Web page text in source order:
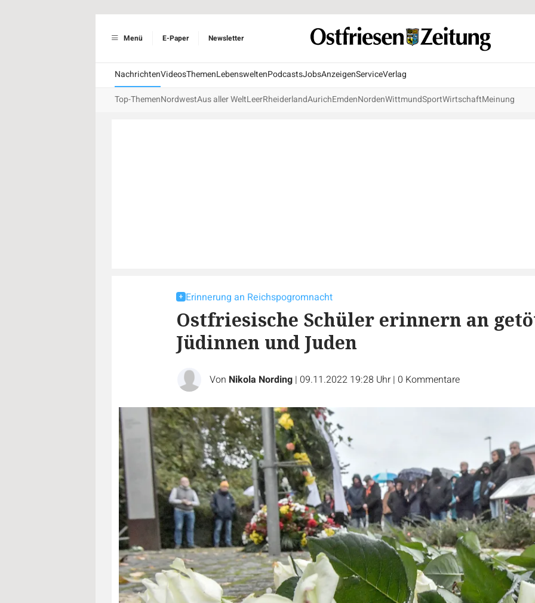
Menü E-Paper Newsletter
NachrichtenVideosThemenLebensweltenPodcastsJobsAnzeigenServiceVerlag
Top-ThemenNordwestAus aller WeltLeerRheiderlandAurichEmdenNordenWittmundSportWirtschaftMeinung
Erinnerung an Reichspogromnacht
Ostfriesische Schüler erinnern an
Jüdinnen und Juden
Von Nikola Nording | 09.11.2022 19:28 Uhr | 0 Kommentare